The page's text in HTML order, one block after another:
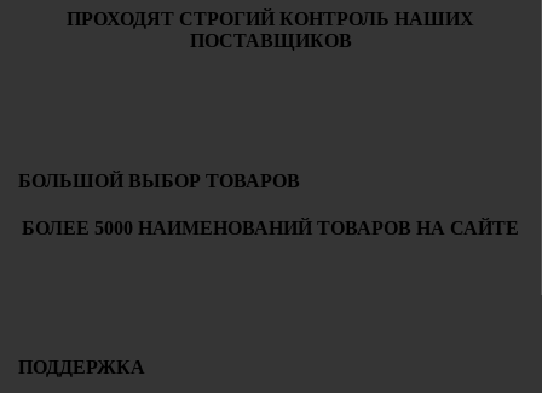
ПРОХОДЯТ СТРОГИЙ КОНТРОЛЬ НАШИХ
ПОСТАВЩИКОВ
БОЛЬШОЙ ВЫБОР ТОВАРОВ
БОЛЕЕ 5000 НАИМЕНОВАНИЙ ТОВАРОВ НА САЙТЕ
ПОДДЕРЖКА